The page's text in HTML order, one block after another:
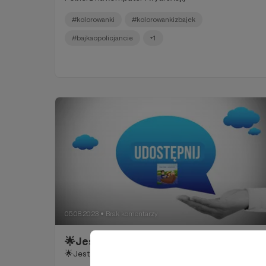
#kolorowanki #kolorowankizbajek
#bajkaopolicjancie +1
05.08.2023 ● Brak komentarzy
🌟Jest AKCJA🌟
🌟Jest AKCJA🌟